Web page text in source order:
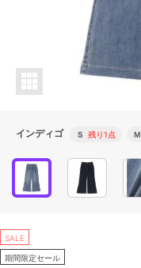
インディゴ Ｓ 残り1点 Ｍ
SALE
期間限定セール